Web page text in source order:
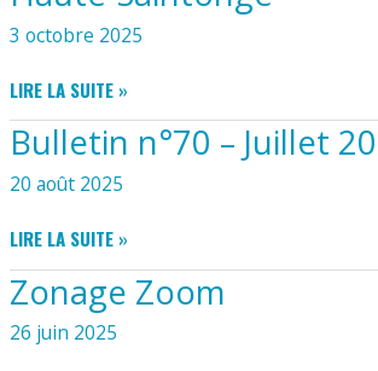
3 octobre 2025
LE
GUIDE
DE
MOBILITÉ
HAUTE-
SAINTONGE
LIRE LA SUITE »
Bulletin n°70 – Juillet
20 août 2025
BULLETIN
N°70
–
2025
LIRE LA SUITE »
Zonage Zoom
26 juin 2025